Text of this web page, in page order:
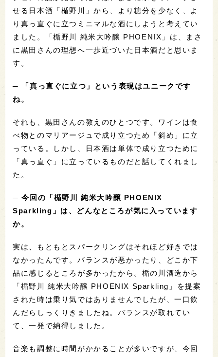
せる日本酒「楯野川」から、より糖分を少なく、よ
り真っ直ぐに立つミニマルな酒にしようと考えてい
ました。「楯野川 純米大吟醸 PHOENIX」は、まさ
に黒田さんの理想へ一歩近づいた日本酒だと思いま
す。
─ 「真っ直ぐに立つ」という表現はユニークです
ね。
それも、黒田さんの教えのひとつです。ワインは食
べ物とのマリアージュで成り立つため「斜め」に立
っている。しかし、日本酒は単体で成り立つために
「真っ直ぐ」に立っているものだと話してくれまし
た。
─ 今回の「楯野川 純米大吟醸 PHOENIX
Sparkling」は、どんなところが気に入っています
か。
実は、もともとスパークリングはそれほど好きでは
なかったんです。バランスが悪かったり、どこか下
品に感じるところが多かったから。楯の川酒造から
「楯野川 純米大吟醸 PHOENIX Sparkling」を提案
された時は乗り気ではありませんでしたが、一口飲
んだらしっくりきましたね。バランスが取れてい
て、一発で納得しました。
音楽も調整に時間がかかることが多いですが、今回